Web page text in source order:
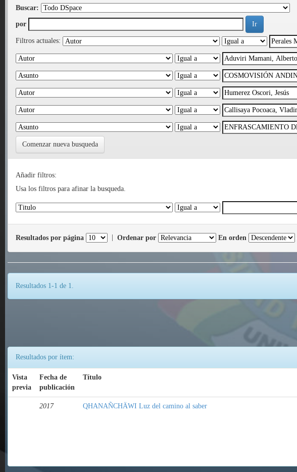
Buscar:
por
Filtros actuales:
Comenzar nueva busqueda
Añadir filtros:
Usa los filtros para afinar la busqueda.
Resultados por página Ordenar por En orden
Resultados 1-1 de 1.
Resultados por ítem:
Vista
previa
Fecha de
publicación
Título
2017 QHANAÑCHÄWI Luz del camino al saber